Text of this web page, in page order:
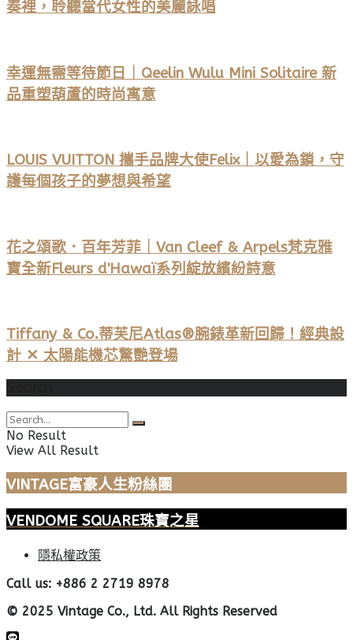
奏裡，聆聽當代女性的美麗詠唱
幸運無需等待節日｜Qeelin Wulu Mini Solitaire 新
品重塑葫蘆的時尚寓意
LOUIS VUITTON 攜手品牌大使Felix｜以愛為鎖，守
護每個孩子的夢想與希望
花之頌歌．百年芳菲｜Van Cleef & Arpels梵克雅
寶全新Fleurs d'Hawaï系列綻放繽紛詩意
Tiffany & Co.蒂芙尼Atlas®腕錶革新回歸！經典設
計 ✕ 太陽能機芯驚艷登場
No Result
View All Result
VINTAGE富豪人生粉絲團
VENDOME SQUARE珠寶之星
隱私權政策
Call us: +886 2 2719 8978
© 2025 Vintage Co., Ltd. All Rights Reserved